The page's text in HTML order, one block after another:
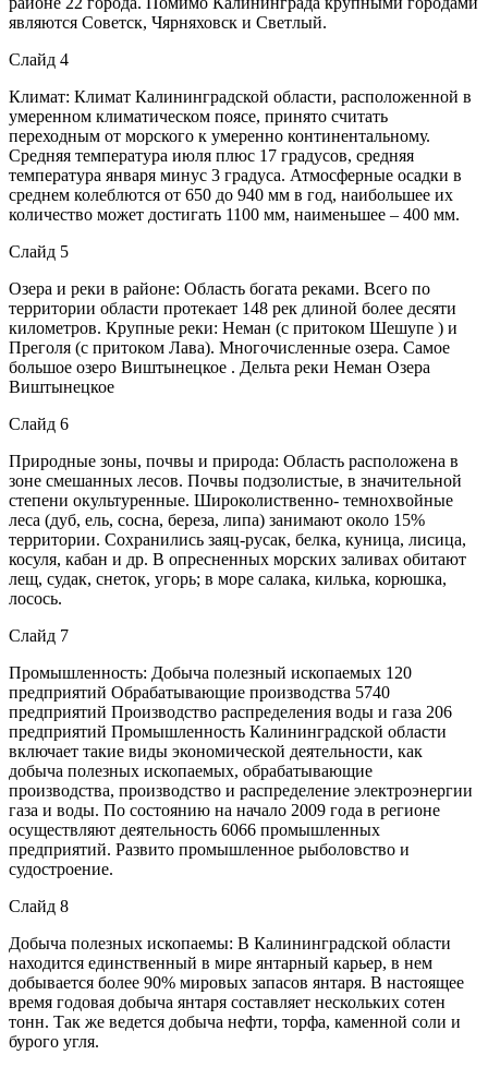
являются Советск, Чярняховск и Светлый.
Слайд 4
Климат: Климат Калининградской области, расположенной в
умеренном климатическом поясе, принято считать
переходным от морского к умеренно континентальному.
Средняя температура июля плюс 17 градусов, средняя
температура января минус 3 градуса. Атмосферные осадки в
среднем колеблются от 650 до 940 мм в год, наибольшее их
количество может достигать 1100 мм, наименьшее – 400 мм.
Слайд 5
Озера и реки в районе: Область богата реками. Всего по
территории области протекает 148 рек длиной более десяти
километров. Крупные реки: Неман (с притоком Шешупе ) и
Преголя (с притоком Лава). Многочисленные озера. Самое
большое озеро Виштынецкое . Дельта реки Неман Озера
Виштынецкое
Слайд 6
Природные зоны, почвы и природа: Область расположена в
зоне смешанных лесов. Почвы подзолистые, в значительной
степени окультуренные. Широколиственно- темнохвойные
леса (дуб, ель, сосна, береза, липа) занимают около 15%
территории. Сохранились заяц-русак, белка, куница, лисица,
косуля, кабан и др. В опресненных морских заливах обитают
лещ, судак, снеток, угорь; в море салака, килька, корюшка,
лосось.
Слайд 7
Промышленность: Добыча полезный ископаемых 120
предприятий Обрабатывающие производства 5740
предприятий Производство распределения воды и газа 206
предприятий Промышленность Калининградской области
включает такие виды экономической деятельности, как
добыча полезных ископаемых, обрабатывающие
производства, производство и распределение электроэнергии
газа и воды. По состоянию на начало 2009 года в регионе
осуществляют деятельность 6066 промышленных
предприятий. Развито промышленное рыболовство и
судостроение.
Слайд 8
Добыча полезных ископаемы: В Калининградской области
находится единственный в мире янтарный карьер, в нем
добывается более 90% мировых запасов янтаря. В настоящее
время годовая добыча янтаря составляет нескольких сотен
тонн. Так же ведется добыча нефти, торфа, каменной соли и
бурого угля.